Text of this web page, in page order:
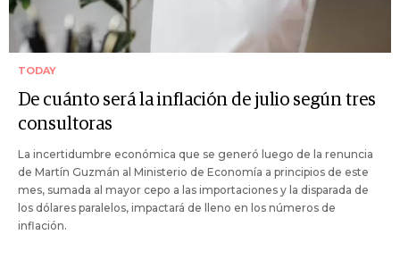
TODAY
De cuánto será la inflación de julio según tres
consultoras
La incertidumbre económica que se generó luego de la renuncia
de Martín Guzmán al Ministerio de Economía a principios de este
mes, sumada al mayor cepo a las importaciones y la disparada de
los dólares paralelos, impactará de lleno en los números de
inflación.